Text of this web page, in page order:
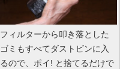
フィルターから叩き落とした
ゴミもすべてダストビンに入
るので、ポイ! と捨てるだけで